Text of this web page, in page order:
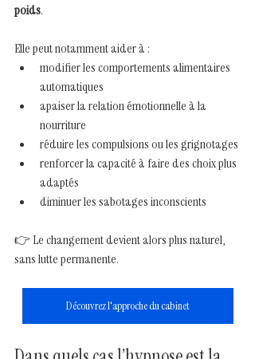
poids.
Elle peut notamment aider à :
modifier les comportements alimentaires
automatiques
apaiser la relation émotionnelle à la
nourriture
réduire les compulsions ou les grignotages
renforcer la capacité à faire des choix plus
adaptés
diminuer les sabotages inconscients
👉 Le changement devient alors plus naturel,
sans lutte permanente.
Découvrez l'approche du cabinet